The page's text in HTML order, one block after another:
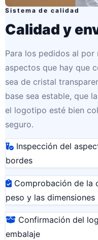
Sistema de calidad
Calidad y
Para los pedidos al
aspectos que hay que
sea de cristal
base sea estable, que
el logotipo esté bien
seguro.
Inspección del
bordes
Comprobación de la
peso y las dimensiones
Confirmación del
embalaje